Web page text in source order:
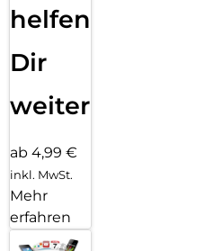
helfen
Dir
weiter
ab 4,99 €
inkl. MwSt.
Mehr
erfahren